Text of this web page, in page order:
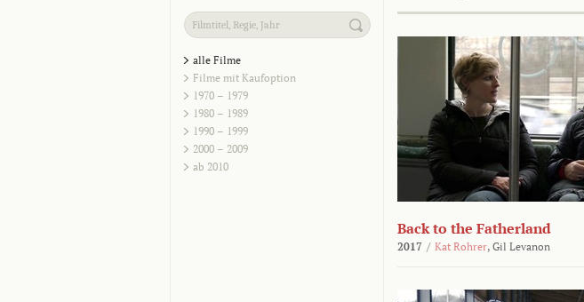
alle Filme
Filme mit Kaufoption
1970 – 1979
1980 – 1989
1990 – 1999
2000 – 2009
ab 2010
Back to the Fatherland
2017 / Kat Rohrer, Gil Levanon